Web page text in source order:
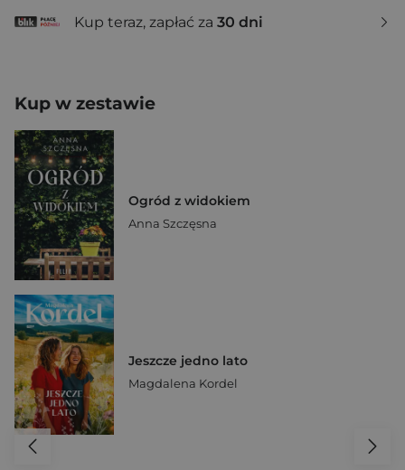
Kup teraz, zapłać za 30 dni
Kup w zestawie
Ogród z widokiem
Anna Szczęsna
Jeszcze jedno lato
Magdalena Kordel